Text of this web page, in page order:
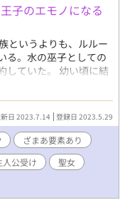
子のエモノになる
というよりも、ルルー
る。水の巫子としての
していた。 幼い頃に結
から、ずっと自己研鑽
応しいのは僕だと、心
下の隣には、いつの間
なんとかしてかつての
毎に状況は悪くな
てしまった。 攻め・威
キング最高３位、頂き
す！） （第12回BL大
援、ありがとうござ
日 2023.7.14 登録日 2023.5.29
ざまあ要素あり
人公受け
聖女